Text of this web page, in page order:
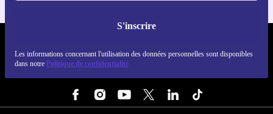
S'inscrire
Les informations concernant l'utilisation des données personnelles sont disponibles
dans notre Politique de confidentialité